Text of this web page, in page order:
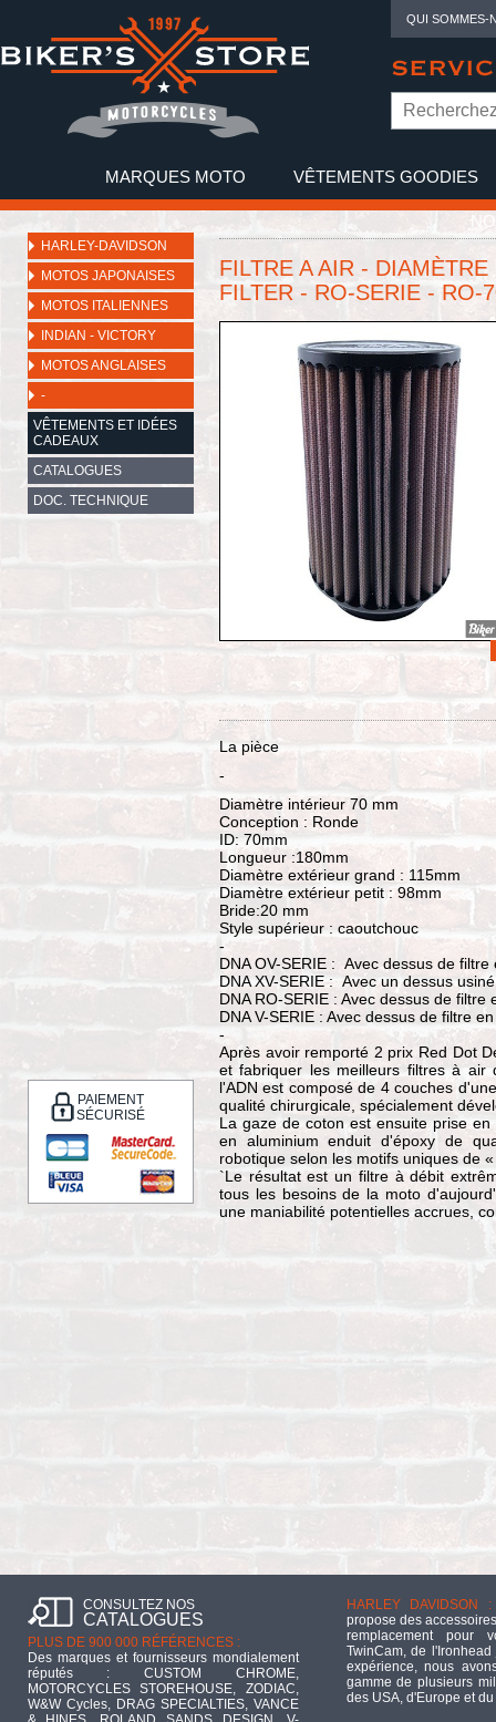
QUI SOMMES-
MARQUES MOTO VÊTEMENTS GOODIES
HARLEY-DAVIDSON
MOTOS JAPONAISES
MOTOS ITALIENNES
INDIAN - VICTORY
MOTOS ANGLAISES
-
VÊTEMENTS ET IDÉES
CADEAUX
CATALOGUES
DOC. TECHNIQUE
PAIEMENT
SÉCURISÉ
FILTRE A AIR -
FILTER - RO-SERIE - RO-
La pièce
-
Diamètre intérieur 70 mm
Conception : Ronde
ID: 70mm
Longueur :180mm
Diamètre extérieur grand : 115mm
Diamètre extérieur petit : 98mm
Bride:20 mm
Style supérieur : caoutchouc
-
DNA OV-SERIE : Avec dessus de
DNA XV-SERIE : Avec un dessus
DNA RO-SERIE : Avec dessus de filtre
DNA V-SERIE : Avec dessus de filtre
-
Après avoir remporté 2 prix Red Dot
et fabriquer les meilleurs filtres à air
l'ADN est composé de 4 couches
qualité chirurgicale, spécialement
La gaze de coton est ensuite prise
en aluminium enduit d'époxy de
robotique selon les motifs uniques de
`Le résultat est un filtre à débit
tous les besoins de la moto
une maniabilité potentielles accrues,
CONSULTEZ NOS
CATALOGUES
PLUS DE 900 000 RÉFÉRENCES :
Des marques et fournisseurs mondialement
réputés : CUSTOM CHROME,
MOTORCYCLES STOREHOUSE, ZODIAC,
W&W Cycles, DRAG SPECIALTIES, VANCE
HARLEY DAVIDSON :
propose des
remplacement pour
TwinCam, de
expérience, nous
gamme de plusieurs
des USA, d'Europe et